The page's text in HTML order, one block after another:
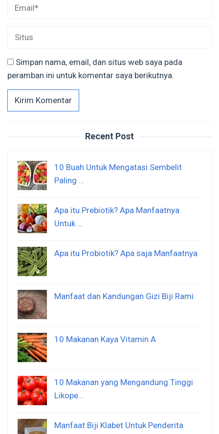
Simpan nama, email, dan situs web saya pada
peramban ini untuk komentar saya berikutnya.
Recent Post
10 Buah Untuk Mengatasi Sembelit
Paling …
Apa itu Prebiotik? Apa Manfaatnya
Untuk …
Apa itu Probiotik? Apa saja Manfaatnya
Manfaat dan Kandungan Gizi Biji Rami
10 Makanan Kaya Vitamin A
10 Makanan yang Mengandung Tinggi
Likope…
Manfaat Biji Klabet Untuk Penderita